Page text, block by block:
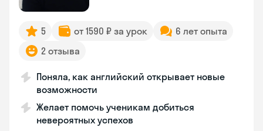
5 от 1590 ₽ за урок
6 лет опыта
2 отзыва
Поняла, как английский открывает новые
возможности
Желает помочь ученикам добиться
невероятных успехов